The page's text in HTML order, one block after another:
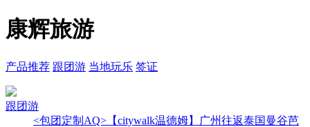
康辉旅游
产品推荐 跟团游 当地玩乐 签证
跟团游
<包团定制AQ>【citywalk温德姆】广州往返泰国曼谷芭